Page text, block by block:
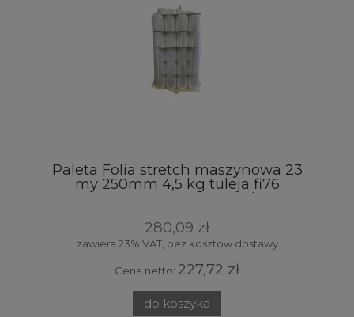
Paleta Folia stretch maszynowa 23
my 250mm 4,5 kg tuleja fi76
transparent elastyczna pakowa
280,09 zł
zawiera 23% VAT, bez kosztów dostawy
Cena netto: 227,72 zł
do koszyka